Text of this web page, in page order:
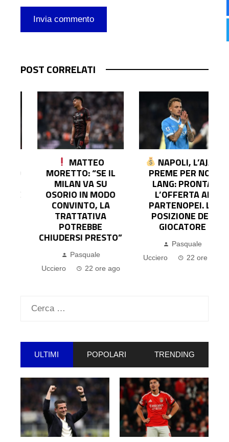
POST CORRELATI
MATTEO
MORETTO: “SE IL
MILAN VA SU
OSORIO IN MODO
CONVINTO, LA
TRATTATIVA
POTREBBE
CHIUDERSI PRESTO”
Pasquale
Ucciero
22 ore ago
NAPOLI, L’AJAX
PREME PER NOA
LANG: PRONTA
L’OFFERTA AI
PARTENOPEI. LA
POSIZIONE DEL
GIOCATORE
Pasquale
Ucciero
22 ore ago
Ricerca
ULTIMI POPOLARI TRENDING